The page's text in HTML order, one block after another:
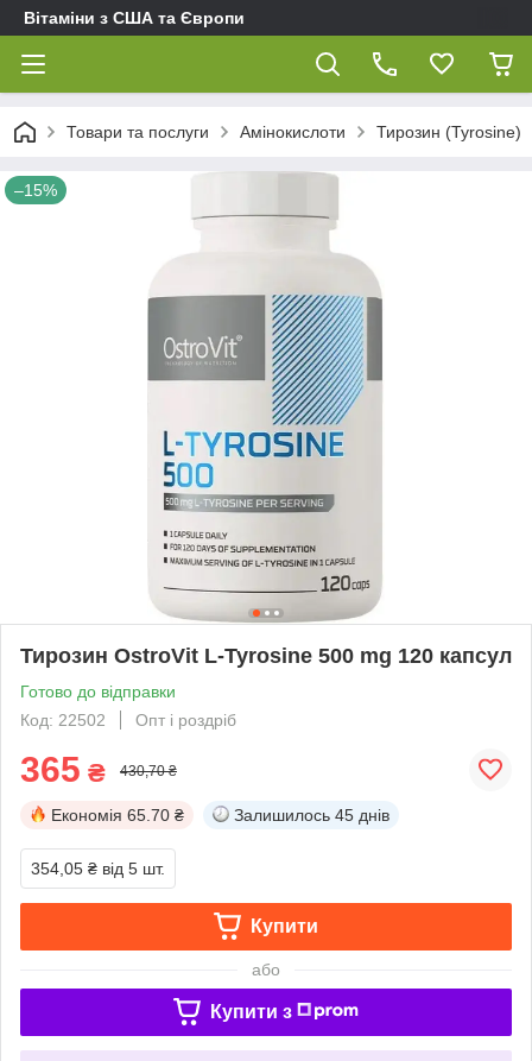
Вітаміни з США та Європи
Товари та послуги Амінокислоти Тирозин (Tyrosine)
–15%
Тирозин OstroVit L-Tyrosine 500 mg 120 капсул
Готово до відправки
Код: 22502
Опт і роздріб
365 ₴ 430,70 ₴
Економія 65.70 ₴ Залишилось 45 днів
354,05 ₴ від 5 шт.
Купити
або
Купити з